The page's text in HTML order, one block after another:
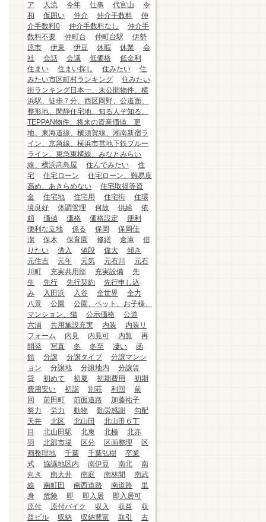
ア
人流 今年 仕事 代官山
令
和
仮囲い 仲介 仲介手数料
仲
介手数料0
仲介手数料なし
仲介手
数料不要
仲町台 仲町台駅
伊勢
原市
伊東 伊豆 休暇 休業
会
社
会話 会議 低価格
低金利
住まい
住まい探し 住みたい
住
みたい市区町村ランキング
住みたい
街ランキング日本一、未公開物件、横
浜駅、徒歩７分、西区岡野、公道面、
整形地、閑静住宅地、知る人ぞ知る、
TEPPAN物件、将来の資産価値、更
地、東海道線、横須賀線、湘南新宿ラ
イン、京急線、横浜市営地下鉄ブルー
ライン、東急東横線、みなとみらい
線、横浜高島屋
住んでみたい
住
宅
住宅ローン
住宅ローン、難易度
高め、あきらめない
住宅取得等資
金
住宅地 住宅用 住宅街
住環
境良好
体調管理 何故 供給
依
頼
価値 価格 価格設定
便利
便利な立地
係る 保岡
保岡佳
潔
保木 保育園 修繕 倉庫
借
りたい
借入 値段 偉大
傾き
元住吉
元年 元気 元石川
元石
川町
充実共用部 充実設備
先
生
先行 先行契約
先行申し込
み
入田浜 入谷 全世界
全力
八景
公園
公園、ペット、お子様、
マンション、猫
公示価格
公道
六浦
共用施設充実 内装
内装リ
フォーム
内見 内見可 内覧
再
開発
写真 冬 冬至 凄い
函
館
分譲 分譲タイプ
分譲マンシ
ョン
分譲地 分譲地内
分譲賃
貸
初めて 初夏 初期費用
初期
費用安い
初詣 別荘 利回
前
回
前田町 前面道路
加藤祐子
努力
労力 動物 勤労感謝
勾配
天井
北区 北山田
北山田６丁
目
北山田駅 北東 北極
北赤
羽
北部市場 区分 区画整理
区
画整理地
千葉 千葉弘樹
卒業
式
協議地区内 南伊豆 南北
南
向き
南大井 南庭 南林間
南武
線
南町田 南西道路 南道路
単
身
危険 即 即入居
即入居可
原付
原付バイク 収入 収益
収
益ビル
収納 収納豊富 取引
古